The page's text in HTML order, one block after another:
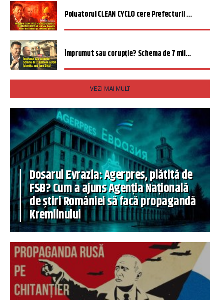
Poluatorul CLEAN CYCLO cere Prefecturii ...
Împrumut sau corupție? Schema de 7 mil...
VEZI MAI MULT
Dosarul Evrazia: Agerpres, plătită de
FSB? Cum a ajuns Agenția Națională
de știri României să facă propagandă
Kremlinului